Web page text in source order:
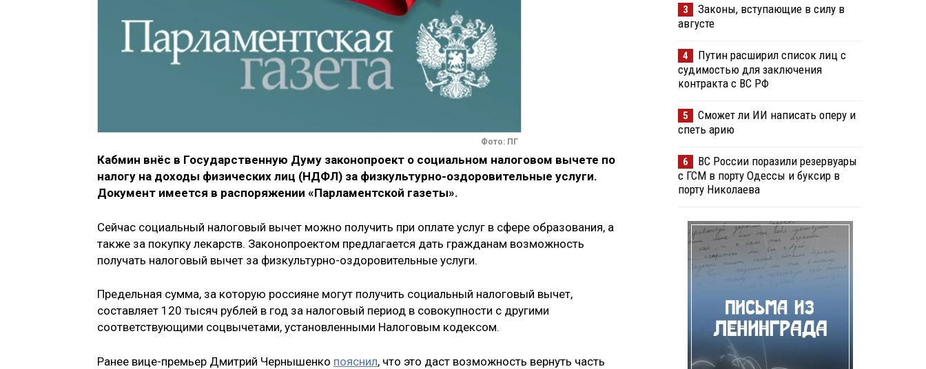
Фото: ПГ
Кабмин внёс в Государственную Думу законопроект о социальном налоговом вычете по
налогу на доходы физических лиц (НДФЛ) за физкультурно-оздоровительные услуги.
Документ имеется в распоряжении «Парламентской газеты».
Сейчас социальный налоговый вычет можно получить при оплате услуг в сфере образования, а
также за покупку лекарств. Законопроектом предлагается дать гражданам возможность
получать налоговый вычет за физкультурно-оздоровительные услуги.
Предельная сумма, за которую россияне могут получить социальный налоговый вычет,
составляет 120 тысяч рублей в год за налоговый период в совокупности с другими
соответствующими соцвычетами, установленными Налоговым кодексом.
Ранее вице-премьер Дмитрий Чернышенко пояснил, что это даст возможность вернуть часть
3
Законы, вступающие в силу в
августе
4
Путин расширил список лиц с
судимостью для заключения
контракта с ВС РФ
5
Сможет ли ИИ написать оперу и
спеть арию
6
ВС России поразили резервуары
с ГСМ в порту Одессы и буксир в
порту Николаева